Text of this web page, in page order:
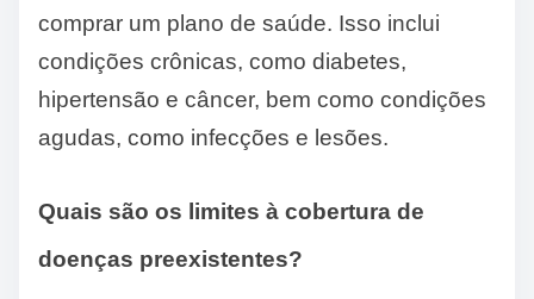
comprar um plano de saúde. Isso inclui
condições crônicas, como diabetes,
hipertensão e câncer, bem como condições
agudas, como infecções e lesões.
Quais são os limites à cobertura de
doenças preexistentes?